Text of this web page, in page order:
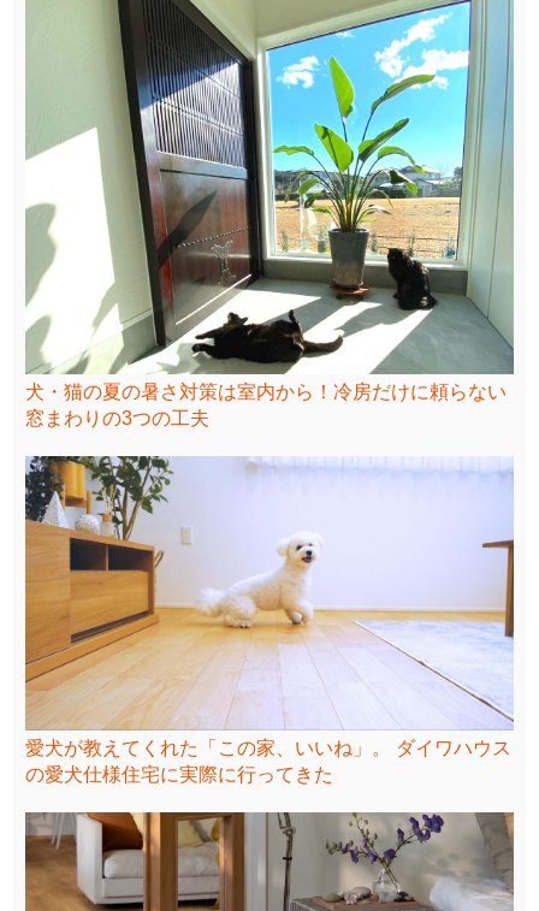
犬・猫の夏の暑さ対策は室内から！冷房だけに頼らない
窓まわりの3つの工夫
愛犬が教えてくれた「この家、いいね」。 ダイワハウス
の愛犬仕様住宅に実際に行ってきた